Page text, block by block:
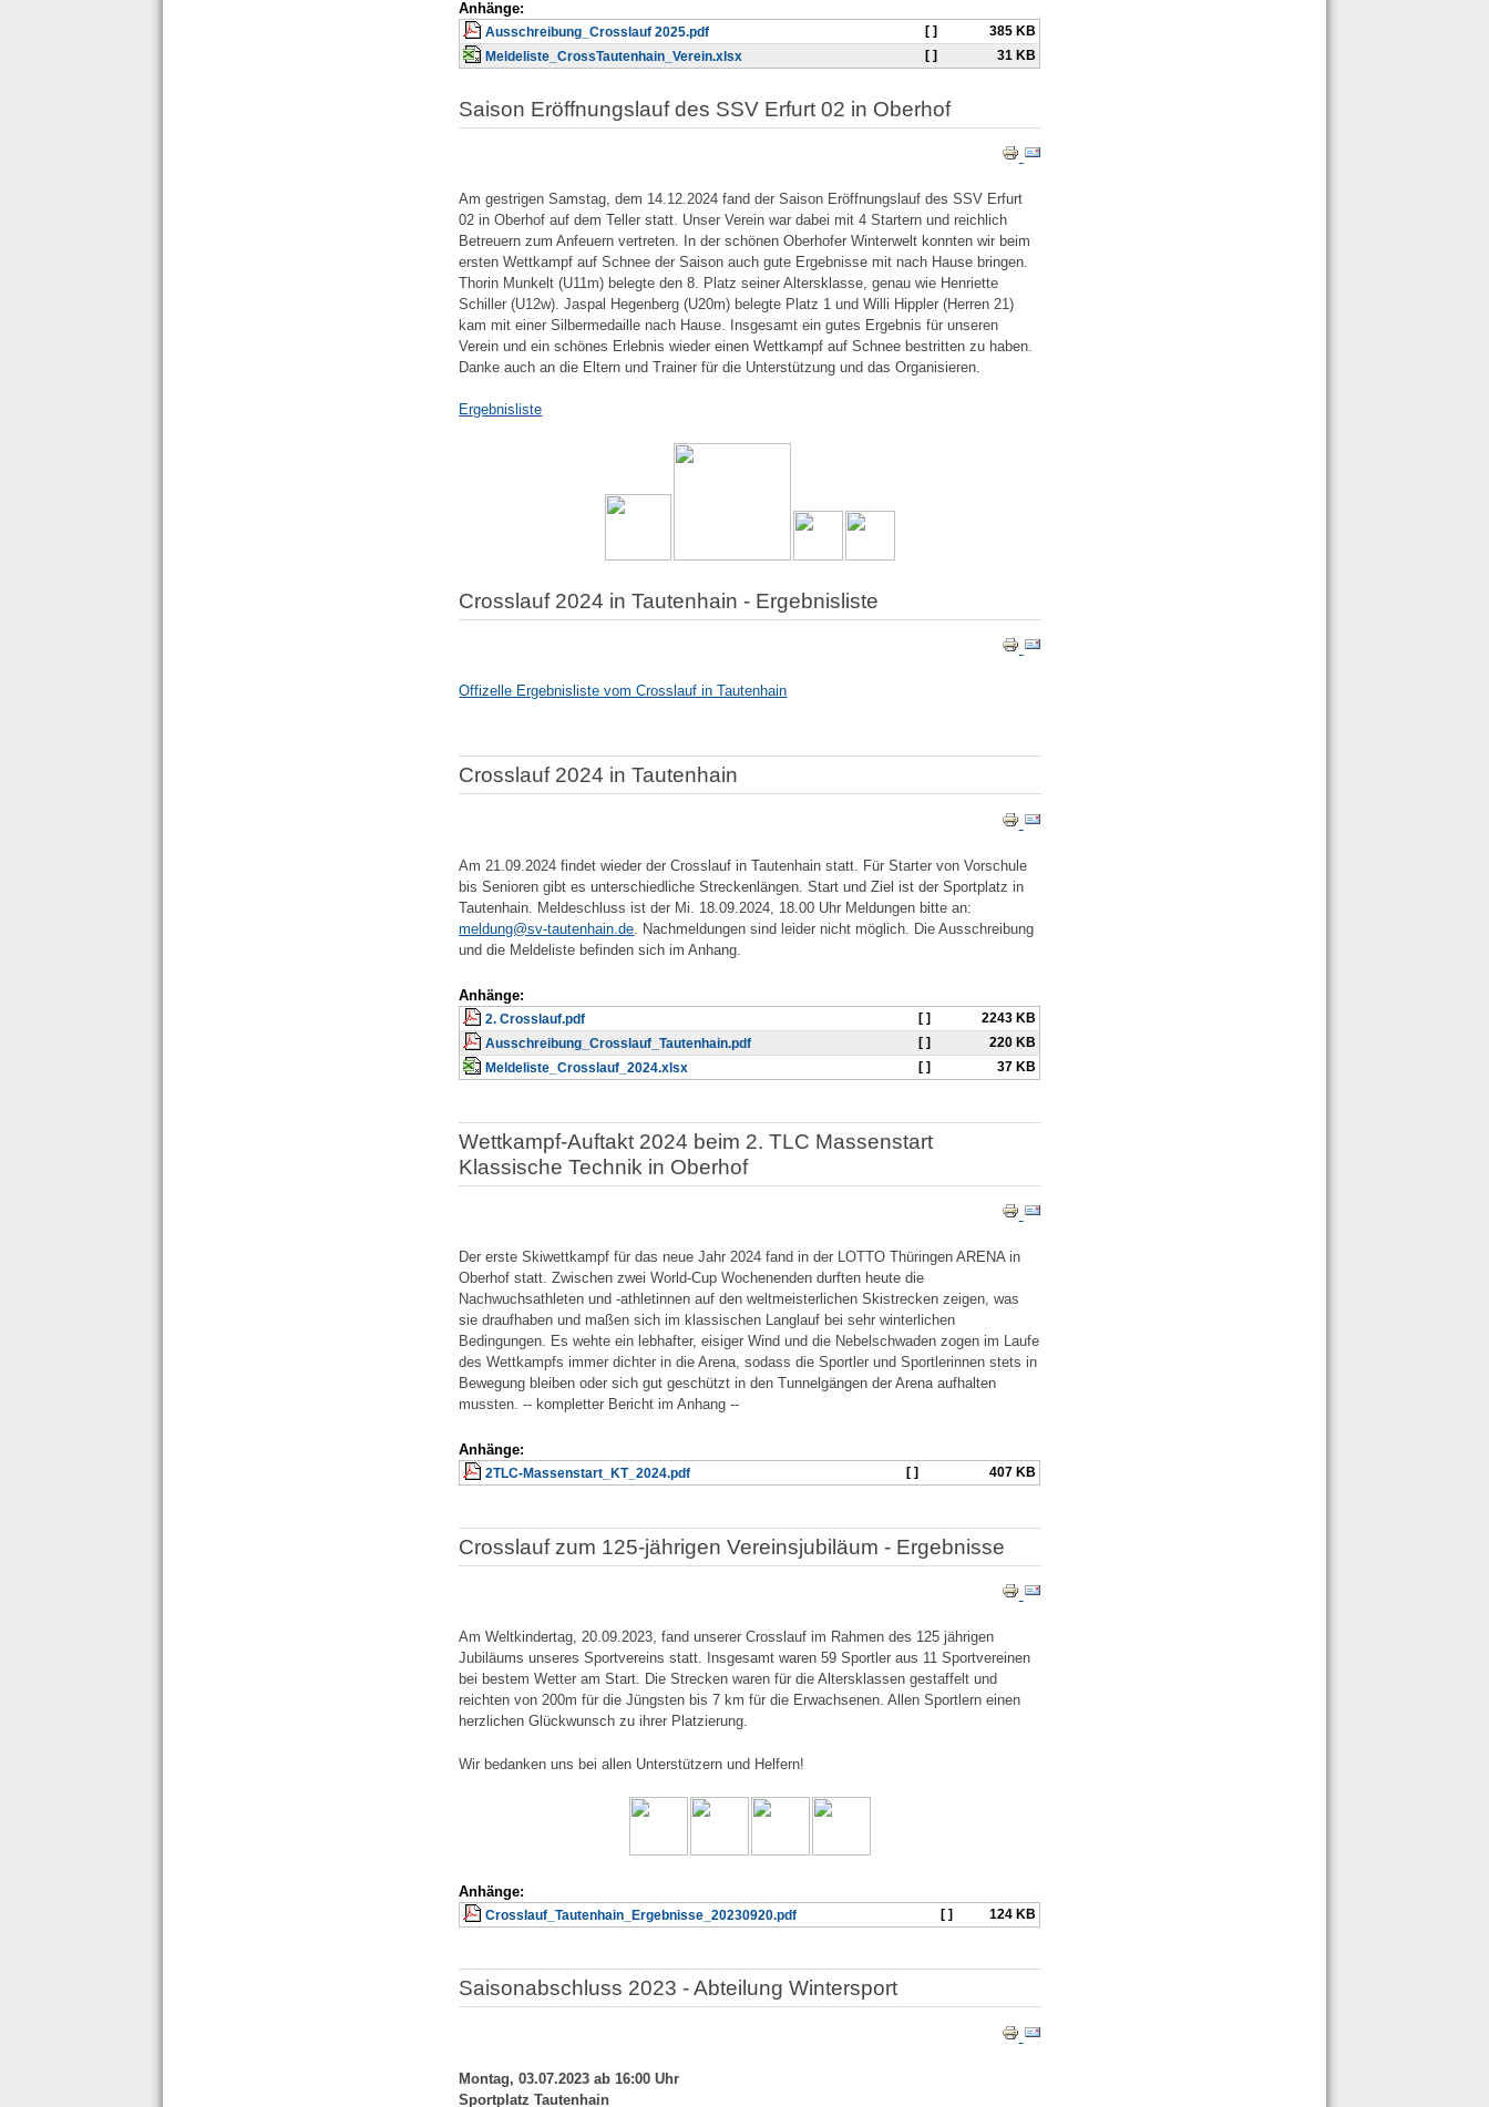
Anhänge:
Ausschreibung_Crosslauf 2025.pdf [ ]
385 KB
Meldeliste_CrossTautenhain_Verein.xlsx
31 KB
Saison Eröffnungslauf des SSV Erfurt 02 in Oberhof
Am gestrigen Samstag, dem 14.12.2024 fand der Saison Eröffnungslauf des SSV Erfurt
02 in Oberhof auf dem Teller statt. Unser Verein war dabei mit 4 Startern und reichlich
Betreuern zum Anfeuern vertreten. In der schönen Oberhofer Winterwelt konnten wir beim
ersten Wettkampf auf Schnee der Saison auch gute Ergebnisse mit nach Hause bringen.
Thorin Munkelt (U11m) belegte den 8. Platz seiner Altersklasse, genau wie Henriette
Schiller (U12w). Jaspal Hegenberg (U20m) belegte Platz 1 und Willi Hippler (Herren 21)
kam mit einer Silbermedaille nach Hause. Insgesamt ein gutes Ergebnis für unseren
Verein und ein schönes Erlebnis wieder einen Wettkampf auf Schnee bestritten zu haben.
Danke auch an die Eltern und Trainer für die Unterstützung und das Organisieren.
Ergebnisliste
Crosslauf 2024 in Tautenhain - Ergebnisliste
Offizelle Ergebnisliste vom Crosslauf in Tautenhain
Crosslauf 2024 in Tautenhain
Am 21.09.2024 findet wieder der Crosslauf in Tautenhain statt. Für Starter von Vorschule
bis Senioren gibt es unterschiedliche Streckenlängen. Start und Ziel ist der Sportplatz in
Tautenhain. Meldeschluss ist der Mi. 18.09.2024, 18.00 Uhr Meldungen bitte an:
meldung@sv-tautenhain.de. Nachmeldungen sind leider nicht möglich. Die Ausschreibung
und die Meldeliste befinden sich im Anhang.
Anhänge:
2. Crosslauf.pdf [ ]
2243 KB
Ausschreibung_Crosslauf_Tautenhain.pdf
220 KB
Meldeliste_Crosslauf_2024.xlsx
[ ] 37 KB
Wettkampf-Auftakt 2024 beim 2. TLC Massenstart
Klassische Technik in Oberhof
Der erste Skiwettkampf für das neue Jahr 2024 fand in der LOTTO Thüringen ARENA in
Oberhof statt. Zwischen zwei World-Cup Wochenenden durften heute die
Nachwuchsathleten und -athletinnen auf den weltmeisterlichen Skistrecken zeigen, was
sie draufhaben und maßen sich im klassischen Langlauf bei sehr winterlichen
Bedingungen. Es wehte ein lebhafter, eisiger Wind und die Nebelschwaden zogen im Laufe
des Wettkampfs immer dichter in die Arena, sodass die Sportler und Sportlerinnen stets in
Bewegung bleiben oder sich gut geschützt in den Tunnelgängen der Arena aufhalten
mussten. -- kompletter Bericht im Anhang --
Anhänge:
2TLC-Massenstart_KT_2024.pdf [ ] 407 KB
Crosslauf zum 125-jährigen Vereinsjubiläum - Ergebnisse
Am Weltkindertag, 20.09.2023, fand unserer Crosslauf im Rahmen des 125 jährigen
Jubiläums unseres Sportvereins statt. Insgesamt waren 59 Sportler aus 11 Sportvereinen
bei bestem Wetter am Start. Die Strecken waren für die Altersklassen gestaffelt und
reichten von 200m für die Jüngsten bis 7 km für die Erwachsenen. Allen Sportlern einen
herzlichen Glückwunsch zu ihrer Platzierung.
Wir bedanken uns bei allen Unterstützern und Helfern!
Anhänge:
Crosslauf_Tautenhain_Ergebnisse_20230920.pdf [ ] 124 KB
Saisonabschluss 2023 - Abteilung Wintersport
Montag, 03.07.2023 ab 16:00 Uhr
Sportplatz Tautenhain